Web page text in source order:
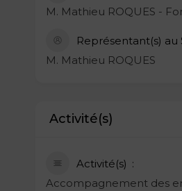
M. Mathieu ROQUES -
Représentant(s) au
M. Mathieu ROQUES
Activité(s)
Activité(s)
Accompagnement des